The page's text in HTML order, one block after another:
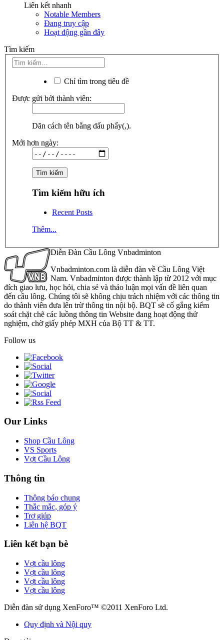
Liên kết nhanh
Notable Members
Đang truy cập
Hoạt động gần đây
Tìm kiếm
Chỉ tìm trong tiêu đề
Được gửi bởi thành viên:
Dãn cách tên bằng dấu phẩy(,).
Mới hơn ngày:
Tìm kiếm hữu ích
Recent Posts
Thêm...
Diễn Đàn Cầu Lông Vnbadminton
Vnbadminton.com là diễn đàn về Cầu Lông Việt
Nam. Vnbadminton được thành lập từ 2012 với mục
đích giao lưu, học hỏi, chia sẻ và thảo luận mọi vấn đề liên quan
đến cầu lông. Chúng tôi sẽ không chịu trách nhiệm với các thông tin
do thành viên đưa lên trừ thông tin nội bộ. BQT sẽ cố gắng kiểm
soát chặt chẽ các luồng thông tin Website đang hoạt động thử
nghiệm, chờ giấy phép MXH của Bộ TT & TT.
Follow us
Our Links
Shop Cầu Lông
VS Sports
Vợt Cầu Lông
Thông tin
Thông báo chung
Thắc mắc, góp ý
Trợ giúp
Liên hệ BQT
Liên kết bạn bè
Vợt cầu lông
Vợt cầu lông
Vợt cầu lông
Vợt cầu lông
Diễn đàn sử dụng XenForo™ ©2011 XenForo Ltd.
Quy định và Nội quy